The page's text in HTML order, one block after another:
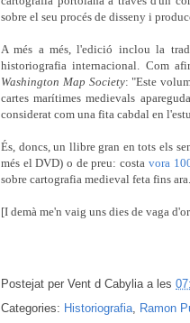
sobre el seu procés de disseny i
A més a més, l'edició inclou la
historiografia internacional. Com
Washington Map Society: "Este
cartes marítimes medievals
considerat com una fita cabdal en
És, doncs, un llibre gran en tots els
més el DVD) o de preu: costa vora
sobre cartografia medieval feta fins
[I demà me'n vaig uns dies de vaga
Postejat per Vent d Cabylia a les
Categories: Historiografia, Ramon